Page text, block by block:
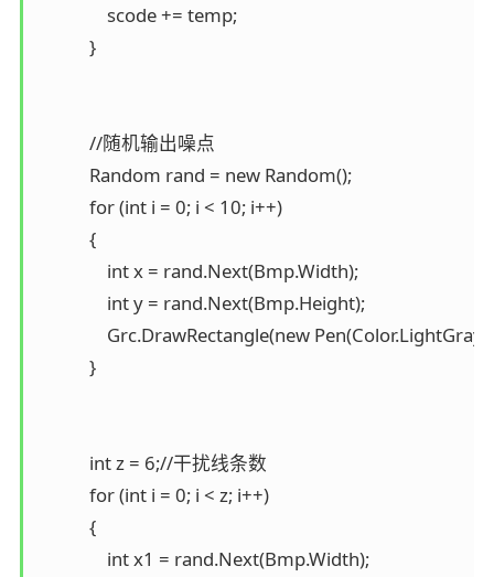
                scode += temp;
            }
            //随机输出噪点
            Random rand = new Random();
            for (int i = 0; i < 10; i++)
            {
                int x = rand.Next(Bmp.Width);
                int y = rand.Next(Bmp.Height);
Grc.DrawRectangle(new Pen(Color.LightGray,
            }
            int z = 6;//干扰线条数
            for (int i = 0; i < z; i++)
            {
                int x1 = rand.Next(Bmp.Width);